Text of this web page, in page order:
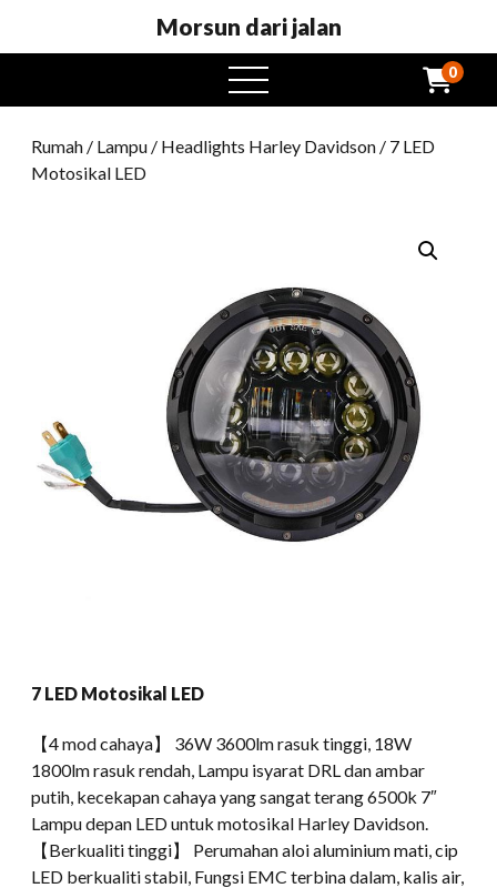
Morsun dari jalan
Buka
menu
0
Rumah / Lampu / Headlights Harley Davidson / 7 LED
Motosikal LED
7 LED Motosikal LED
【4 mod cahaya】 36W 3600lm rasuk tinggi, 18W
1800lm rasuk rendah, Lampu isyarat DRL dan ambar
putih, kecekapan cahaya yang sangat terang 6500k 7″
Lampu depan LED untuk motosikal Harley Davidson.
【Berkualiti tinggi】 Perumahan aloi aluminium mati, cip
LED berkualiti stabil, Fungsi EMC terbina dalam, kalis air,